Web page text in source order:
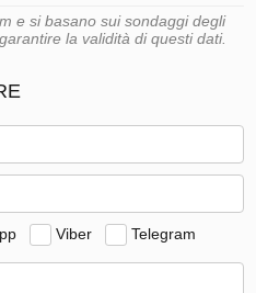
e si basano sui sondaggi degli
la validità di questi dati.
Viber Telegram